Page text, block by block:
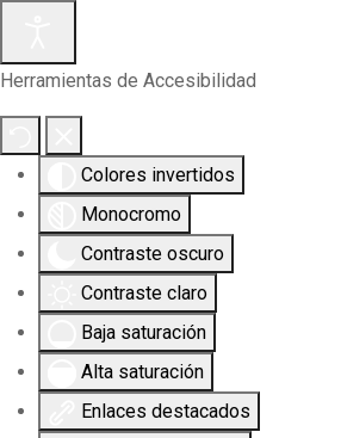
Herramientas de Accesibilidad
Colores invertidos
Monocromo
Contraste oscuro
Contraste claro
Baja saturación
Alta saturación
Enlaces destacados